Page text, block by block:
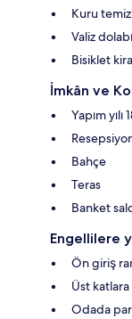
Kuru
Valiz dolabı
Bisiklet
İmkân ve
Yapım yılı
Bahçe
Teras
Banket
Engellilere
Ön giriş
Üst
Odada